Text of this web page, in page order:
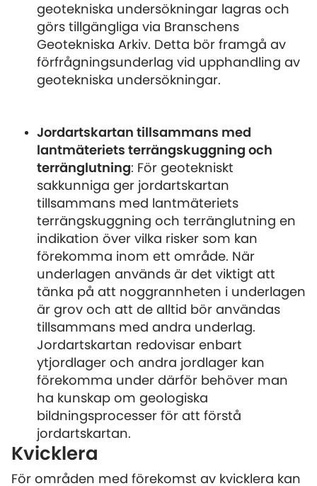
geotekniska undersökningar lagras och
görs tillgängliga via Branschens
Geotekniska Arkiv. Detta bör framgå av
förfrågningsunderlag vid upphandling av
geotekniska undersökningar.
Jordartskartan tillsammans med
lantmäteriets terrängskuggning och
terränglutning: För geotekniskt
sakkunniga ger jordartskartan
tillsammans med lantmäteriets
terrängskuggning och terränglutning en
indikation över vilka risker som kan
förekomma inom ett område. När
underlagen används är det viktigt att
tänka på att noggrannheten i underlagen
är grov och att de alltid bör användas
tillsammans med andra underlag.
Jordartskartan redovisar enbart
ytjordlager och andra jordlager kan
förekomma under därför behöver man
ha kunskap om geologiska
bildningsprocesser för att förstå
jordartskartan.
Kvicklera
För områden med förekomst av kvicklera kan